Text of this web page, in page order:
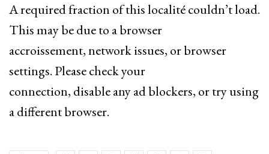
A required fraction of this localité couldn’t load.
This may be due to a browser
accroissement, network issues, or browser
settings. Please check your
connection, disable any ad blockers, or try using
a different browser.